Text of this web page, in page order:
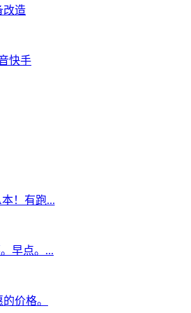
改造
快手
！有跑...
早点。...
价格。